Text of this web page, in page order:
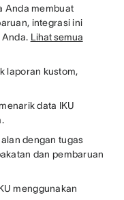
Anda membuat
integrasi ini
Lihat semua
laporan kustom,
data IKU
dengan tugas
dan pembaruan
menggunakan